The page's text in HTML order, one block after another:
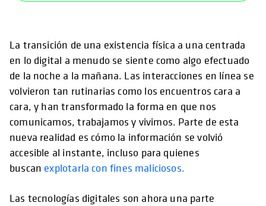
La transición de una existencia física a una centrada
en lo digital a menudo se siente como algo efectuado
de la noche a la mañana. Las interacciones en línea se
volvieron tan rutinarias como los encuentros cara a
cara, y han transformado la forma en que nos
comunicamos, trabajamos y vivimos. Parte de esta
nueva realidad es cómo la información se volvió
accesible al instante, incluso para quienes
buscan explotarla con fines maliciosos.
Las tecnologías digitales son ahora una parte